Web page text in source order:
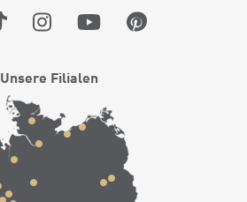
Unsere Filialen